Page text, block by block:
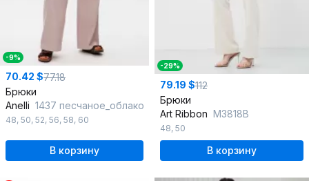
-9%
70.42 $77.18
Брюки
Anelli 1437 песчаное_облако
48, 50, 52, 56, 58, 60
В корзину
-29%
79.19 $112
Брюки
Art Ribbon M3818B
48, 50
В корзину